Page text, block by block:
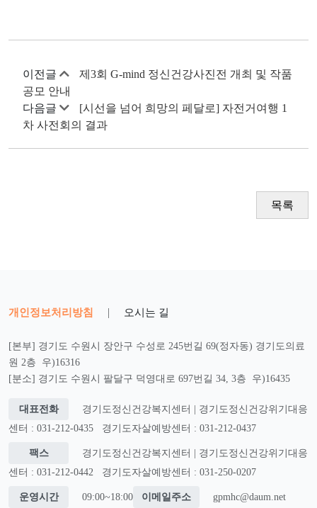
이전글
제3회 G-mind 정신건강사진전 개최 및 작품
공모 안내
다음글
[시선을 넘어 희망의 페달로] 자전거여행 1
차 사전회의 결과
목록
개인정보처리방침 | 오시는 길
[본부] 경기도 수원시 장안구 수성로 245번길 69(정자동) 경기도의료
원 2층 우)16316
[분소] 경기도 수원시 팔달구 덕영대로 697번길 34, 3층 우)16435
대표전화
경기도정신건강복지센터 | 경기도정신건강위기대응
센터 : 031-212-0435
경기도자살예방센터 : 031-212-0437
팩스
경기도정신건강복지센터 | 경기도정신건강위기대응
센터 : 031-212-0442
경기도자살예방센터 : 031-250-0207
운영시간 09:00~18:00 이메일주소 gpmhc@daum.net